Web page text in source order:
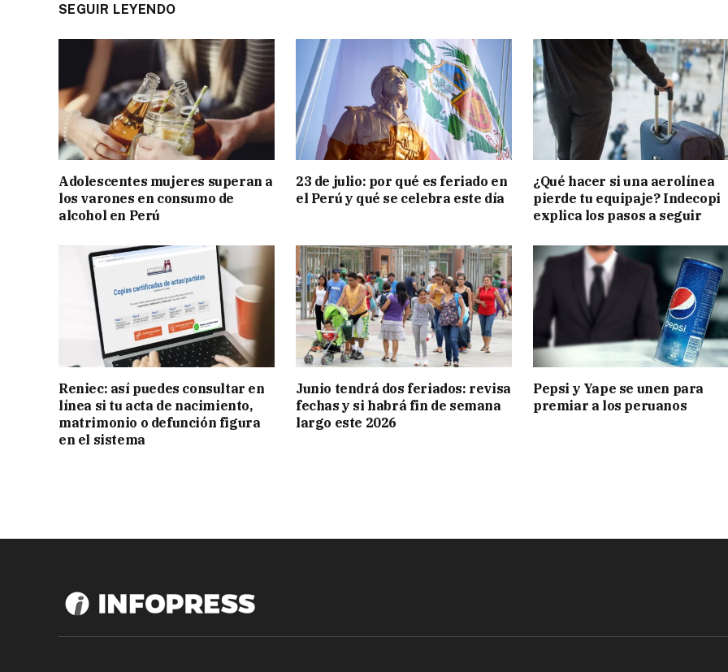
SEGUIR LEYENDO
Adolescentes mujeres superan a
los varones en consumo de
alcohol en Perú
23 de julio: por qué es feriado en
el Perú y qué se celebra este día
¿Qué hacer si una aerolínea
pierde tu equipaje? Indecopi
explica los pasos a seguir
Reniec: así puedes consultar en
línea si tu acta de nacimiento,
matrimonio o defunción figura
en el sistema
Junio tendrá dos feriados: revisa
fechas y si habrá fin de semana
largo este 2026
Pepsi y Yape se unen para
premiar a los peruanos